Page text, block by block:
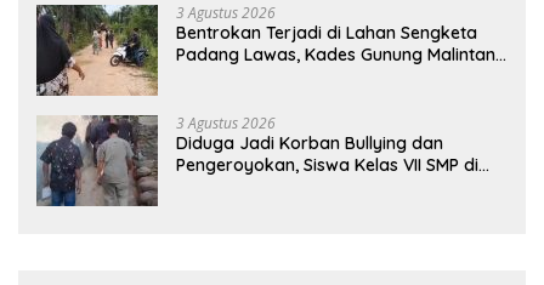
3 Agustus 2026
Bentrokan Terjadi di Lahan Sengketa
Padang Lawas, Kades Gunung Malintang
3 Agustus 2026
Diduga Jadi Korban Bullying dan
Pengeroyokan, Siswa Kelas VII SMP di